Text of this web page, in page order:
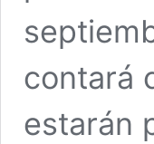
contará
estarán